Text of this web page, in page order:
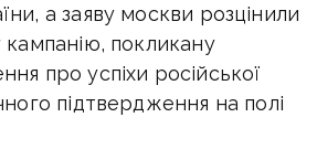
а заяву москви розцінили
кампанію, покликану
про успіхи російської
підтвердження на полі